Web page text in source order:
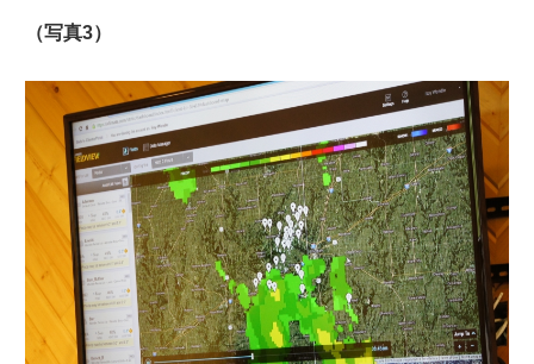
（写真3）